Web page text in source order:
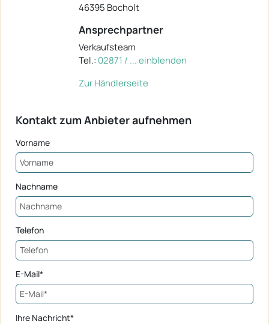
46395 Bocholt
Ansprechpartner
Verkaufsteam
Tel.: 02871 / ... einblenden
Zur Händlerseite
Kontakt zum Anbieter aufnehmen
Vorname
Nachname
Telefon
E-Mail*
Ihre Nachricht*